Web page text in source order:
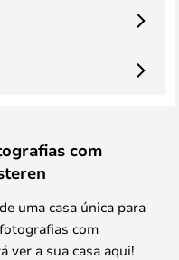
com
uma casa única para
com
ver a sua casa aqui!